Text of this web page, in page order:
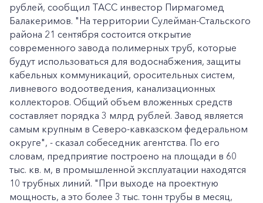
рублей, сообщил ТАСС инвестор Пирмагомед
Балакеримов. "На территории Сулейман-Стальского
района 21 сентября состоится открытие
современного завода полимерных труб, которые
будут использоваться для водоснабжения, защиты
кабельных коммуникаций, оросительных систем,
ливневого водоотведения, канализационных
коллекторов. Общий объем вложенных средств
составляет порядка 3 млрд рублей. Завод является
самым крупным в Северо-кавказском федеральном
округе", - сказал собеседник агентства. По его
словам, предприятие построено на площади в 60
тыс. кв. м, в промышленной эксплуатации находятся
10 трубных линий. "При выходе на проектную
мощность, а это более 3 тыс. тонн трубы в месяц,